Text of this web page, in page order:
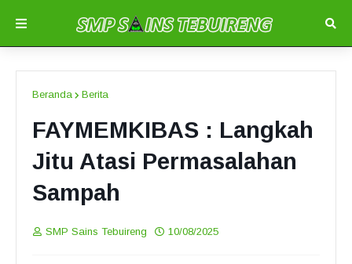
Beranda Berita
FAYMEMKIBAS : Langkah
Jitu Atasi Permasalahan
Sampah
SMP Sains Tebuireng 10/08/2025